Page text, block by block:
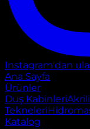
Instagram'dan
Ana Sayfa
Ürünler
Duş Kabinleri
Tekneleri
Katalog